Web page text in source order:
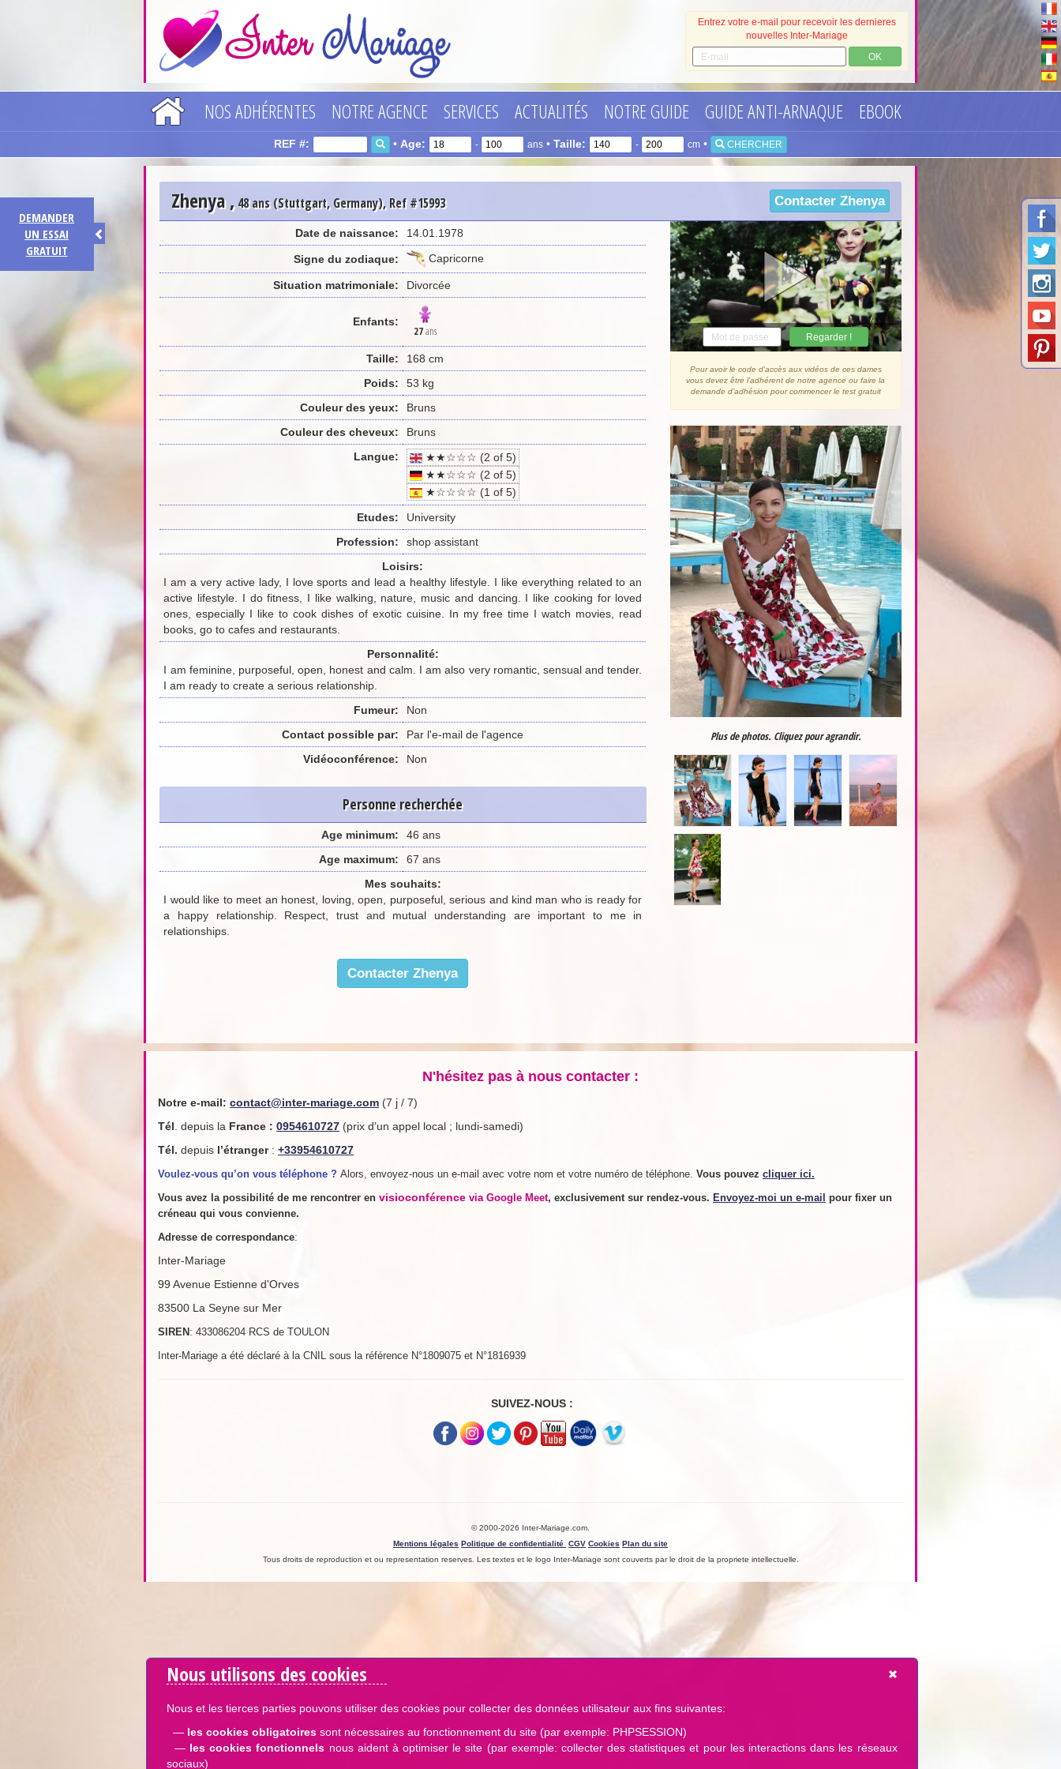
Entrez votre e-mail pour recevoir les dernieres
nouvelles Inter-Mariage
OK
NOS ADHÉRENTES NOTRE AGENCE SERVICES ACTUALITÉS NOTRE GUIDE GUIDE ANTI-ARNAQUE EBOOK
REF #: • Age: - ans • Taille: - cm • CHERCHER
Zhenya, 48 ans (Stuttgart, Germany), Ref #15993 Contacter Zhenya
Date de naissance: 14.01.1978
Signe du zodiaque: Capricorne
Situation matrimoniale: Divorcée
Enfants:
27ans
Taille:
168 cm
Poids:
53 kg
Couleur des yeux:
Bruns
Couleur des cheveux:
Bruns
Langue:
★★☆☆☆ (2 of 5)
★★☆☆☆ (2 of 5)
★☆☆☆☆ (1 of 5)
Etudes:
University
Profession:
shop assistant
Loisirs:
I am a very active lady, I love sports and lead a healthy lifestyle. I like everything related to an
active lifestyle. I do fitness, I like walking, nature, music and dancing. I like cooking for loved
ones, especially I like to cook dishes of exotic cuisine. In my free time I watch movies, read
books, go to cafes and restaurants.
Personnalité:
I am feminine, purposeful, open, honest and calm. I am also very romantic, sensual and tender.
I am ready to create a serious relationship.
Fumeur:
Non
Contact possible par:
Par l'e-mail de l'agence
Vidéoconférence:
Non
Personne recherchée
Age minimum:
46 ans
Age maximum:
67 ans
Mes souhaits:
I would like to meet an honest, loving, open, purposeful, serious and kind man who is ready for
a happy relationship. Respect, trust and mutual understanding are important to me in
relationships.
Contacter Zhenya
Regarder !
Pour avoir le code d'accès aux vidéos de ces dames
vous devez être l’adhérent de notre agence ou faire la
demande d’adhésion pour commencer le test gratuit
Plus de photos. Cliquez pour agrandir.
N'hésitez pas à nous contacter :
Notre e-mail: contact@inter-mariage.com (7 j / 7)
Tél . depuis la France : 0954610727 (prix d’un appel local ; lundi-samedi)
Tél. depuis l’étranger: +33954610727
Voulez-vous qu’on vous téléphone ? Alors, envoyez-nous un e-mail avec votre nom et votre numéro de téléphone. Vous pouvez cliquer ici.
Vous avez la possibilité de me rencontrer en visioconférence via Google Meet, exclusivement sur rendez-vous. Envoyez-moi un e-mail pour fixer un
créneau qui vous convienne.
Adresse de correspondance:
Inter-Mariage
99 Avenue Estienne d'Orves
83500 La Seyne sur Mer
SIREN : 433086204 RCS de TOULON
Inter-Mariage a été déclaré à la CNIL sous la référence N°1809075 et N°1816939
SUIVEZ-NOUS :
© 2000-2026 Inter-Mariage.com.
Mentions légales Politique de confidentialité CGV Cookies Plan du site
Tous droits de reproduction et ou representation reserves. Les textes et le logo Inter-Mariage sont couverts par le droit de la propriete intellectuelle.
DEMANDER
UN ESSAI
GRATUIT
Nous utilisons des cookies
Nous et les tierces parties pouvons utiliser des cookies pour collecter des données utilisateur aux fins suivantes:
— les cookies obligatoiressont nécessaires au fonctionnement du site (par exemple: PHPSESSION)
— les cookies fonctionnels nous aident à optimiser le site (par exemple: collecter des statistiques et pour les interactions dans les réseaux
sociaux)